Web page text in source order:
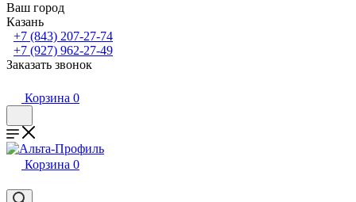
Ваш город
Казань
+7 (843) 207-27-74
+7 (927) 962-27-49
Заказать звонок
Корзина 0
Корзина 0